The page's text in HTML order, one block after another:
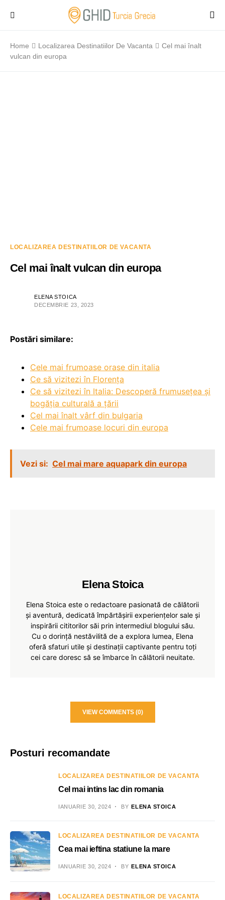
Home Localizarea Destinatiilor De Vacanta
Cel mai înalt
vulcan din europa
LOCALIZAREA DESTINATIILOR DE VACANTA
Cel mai înalt vulcan din europa
ELENA STOICA
DECEMBRIE 23, 2023
Postări similare:
Cele mai frumoase orase din italia
Ce să vizitezi în Florența
Ce să vizitezi în Italia: Descoperă frumusețea și
bogăția culturală a țării
Cel mai înalt vârf din bulgaria
Cele mai frumoase locuri din europa
Vezi si: Cel mai mare aquapark din europa
Elena Stoica
Elena Stoica este o redactoare pasionată de călătorii
și aventură, dedicată împărtășirii experiențelor sale și
inspirării cititorilor săi prin intermediul blogului său.
Cu o dorință nestăvilită de a explora lumea, Elena
oferă sfaturi utile și destinații captivante pentru toți
cei care doresc să se îmbarce în călătorii neuitate.
VIEW COMMENTS (0)
Posturi recomandate
LOCALIZAREA DESTINATIILOR DE VACANTA
Cel mai intins lac din romania
IANUARIE 30, 2024 BY ELENA STOICA
LOCALIZAREA DESTINATIILOR DE VACANTA
Cea mai ieftina statiune la mare
IANUARIE 30, 2024 BY ELENA STOICA
LOCALIZAREA DESTINATIILOR DE VACANTA